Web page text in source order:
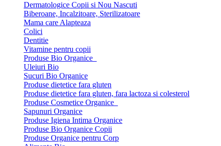
Dermatologice Copii si Nou Nascuti
Biberoane, Incalzitoare, Sterilizatoare
Mama care Alapteaza
Colici
Dentitie
Vitamine pentru copii
Produse Bio Organice
Uleiuri Bio
Sucuri Bio Organice
Produse dietetice fara gluten
Produse dietetice fara gluten, fara lactoza si colesterol
Produse Cosmetice Organice
Sapunuri Organice
Produse Igiena Intima Organice
Produse Bio Organice Copii
Produse Organice pentru Corp